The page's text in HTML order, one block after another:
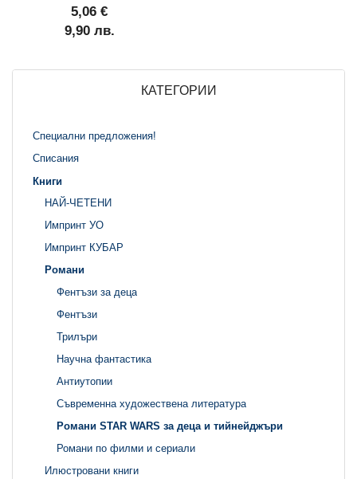
5,06 €
9,90 лв.
КАТЕГОРИИ
Специални предложения!
Списания
Книги
НАЙ-ЧЕТЕНИ
Импринт УО
Импринт КУБАР
Романи
Фентъзи за деца
Фентъзи
Трилъри
Научна фантастика
Антиутопии
Съвременна художествена литература
Романи STAR WARS за деца и тийнейджъри
Романи по филми и сериали
Илюстровани книги